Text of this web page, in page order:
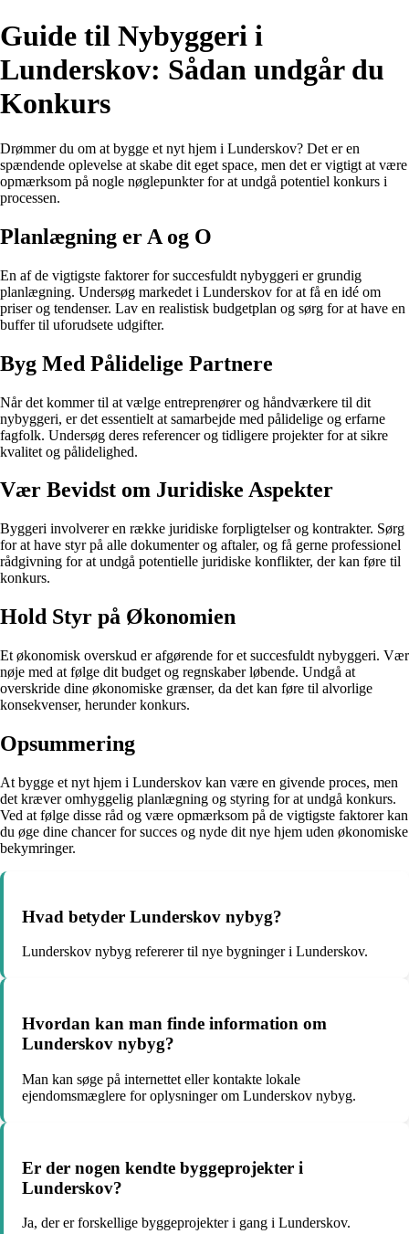
Guide til Nybyggeri i
Lunderskov: Sådan undgår du
Konkurs
Drømmer du om at bygge et nyt hjem i Lunderskov? Det er en
spændende oplevelse at skabe dit eget space, men det er vigtigt at være
opmærksom på nogle nøglepunkter for at undgå potentiel konkurs i
processen.
Planlægning er A og O
En af de vigtigste faktorer for succesfuldt nybyggeri er grundig
planlægning. Undersøg markedet i Lunderskov for at få en idé om
priser og tendenser. Lav en realistisk budgetplan og sørg for at have en
buffer til uforudsete udgifter.
Byg Med Pålidelige Partnere
Når det kommer til at vælge entreprenører og håndværkere til dit
nybyggeri, er det essentielt at samarbejde med pålidelige og erfarne
fagfolk. Undersøg deres referencer og tidligere projekter for at sikre
kvalitet og pålidelighed.
Vær Bevidst om Juridiske Aspekter
Byggeri involverer en række juridiske forpligtelser og kontrakter. Sørg
for at have styr på alle dokumenter og aftaler, og få gerne professionel
rådgivning for at undgå potentielle juridiske konflikter, der kan føre til
konkurs.
Hold Styr på Økonomien
Et økonomisk overskud er afgørende for et succesfuldt nybyggeri. Vær
nøje med at følge dit budget og regnskaber løbende. Undgå at
overskride dine økonomiske grænser, da det kan føre til alvorlige
konsekvenser, herunder konkurs.
Opsummering
At bygge et nyt hjem i Lunderskov kan være en givende proces, men
det kræver omhyggelig planlægning og styring for at undgå konkurs.
Ved at følge disse råd og være opmærksom på de vigtigste faktorer kan
du øge dine chancer for succes og nyde dit nye hjem uden økonomiske
bekymringer.
Hvad betyder Lunderskov nybyg?
Lunderskov nybyg refererer til nye bygninger i Lunderskov.
Hvordan kan man finde information om
Lunderskov nybyg?
Man kan søge på internettet eller kontakte lokale
ejendomsmæglere for oplysninger om Lunderskov nybyg.
Er der nogen kendte byggeprojekter i
Lunderskov?
Ja, der er forskellige byggeprojekter i gang i Lunderskov.